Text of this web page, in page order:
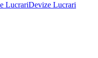
Devize Lucrari